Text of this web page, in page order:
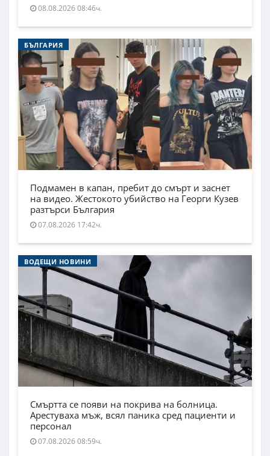
08.08.2026 08:46ч.
БЪЛГАРИЯ
Подмамен в капан, пребит до смърт и заснет
на видео. Жестокото убийство на Георги Кузев
разтърси България
07.08.2026 17:42ч.
ВОДЕЩИ НОВИНИ
Смъртта се появи на покрива на болница.
Арестуваха мъж, всял паника сред пациенти и
персонал
07.08.2026 08:59ч.